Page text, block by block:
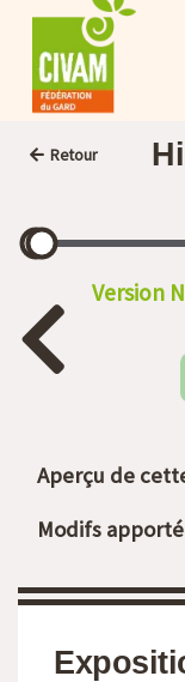
Retour
Version
Aperçu de
Modifs